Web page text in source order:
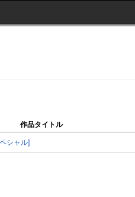
作品タイトル
シャル]